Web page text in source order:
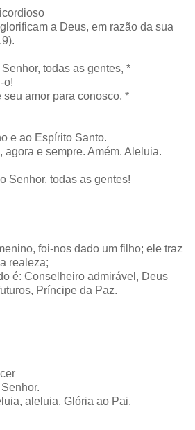
a Deus, em razão da sua
todas as gentes, *
o!
amor para conosco, *
e ao Espírito Santo.
e sempre. Amém. Aleluia.
Senhor, todas as gentes!
foi-nos dado um filho; ele traz
realeza;
é: Conselheiro admirável, Deus
Príncipe da Paz.
aleluia. Glória ao Pai.